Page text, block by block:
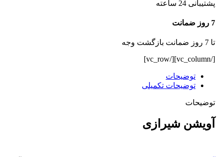
پشتیبانی 24 ساعته
7 روز ضمانت
تا 7 روز ضمانت بازگشت وجه
[/vc_column][/vc_row]
توضیحات
توضیحات تکمیلی
توضیحات
آویشن شیرازی